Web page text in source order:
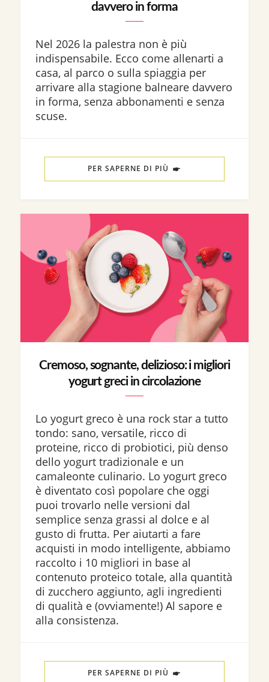
davvero in forma
Nel 2026 la palestra non è più
indispensabile. Ecco come allenarti a
casa, al parco o sulla spiaggia per
arrivare alla stagione balneare davvero
in forma, senza abbonamenti e senza
scuse.
PER SAPERNE DI PIÙ
Cremoso, sognante, delizioso: i migliori
yogurt greci in circolazione
Lo yogurt greco è una rock star a tutto
tondo: sano, versatile, ricco di
proteine, ricco di probiotici, più denso
dello yogurt tradizionale e un
camaleonte culinario. Lo yogurt greco
è diventato così popolare che oggi
puoi trovarlo nelle versioni dal
semplice senza grassi al dolce e al
gusto di frutta. Per aiutarti a fare
acquisti in modo intelligente, abbiamo
raccolto i 10 migliori in base al
contenuto proteico totale, alla quantità
di zucchero aggiunto, agli ingredienti
di qualità e (ovviamente!) Al sapore e
alla consistenza.
PER SAPERNE DI PIÙ